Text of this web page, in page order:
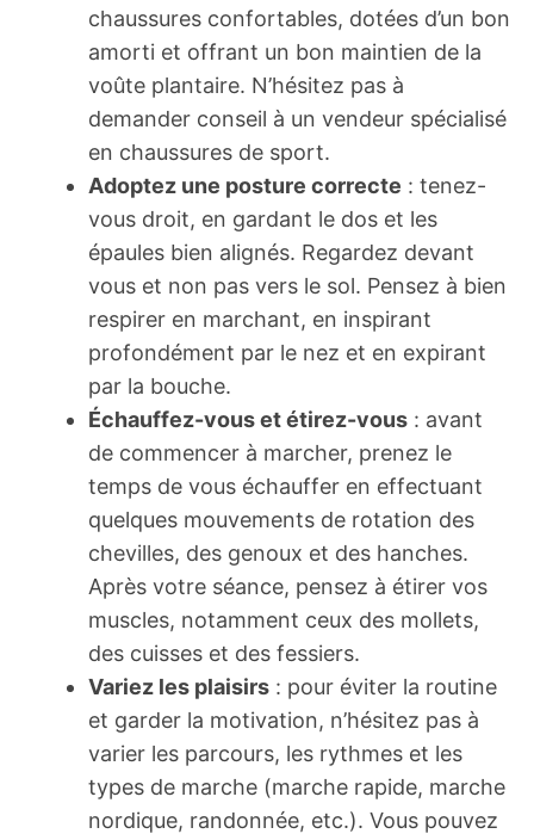
chaussures confortables, dotées d’un bon
amorti et offrant un bon maintien de la
voûte plantaire. N’hésitez pas à
demander conseil à un vendeur spécialisé
en chaussures de sport.
Adoptez une posture correcte : tenez-
vous droit, en gardant le dos et les
épaules bien alignés. Regardez devant
vous et non pas vers le sol. Pensez à bien
respirer en marchant, en inspirant
profondément par le nez et en expirant
par la bouche.
Échauffez-vous et étirez-vous : avant
de commencer à marcher, prenez le
temps de vous échauffer en effectuant
quelques mouvements de rotation des
chevilles, des genoux et des hanches.
Après votre séance, pensez à étirer vos
muscles, notamment ceux des mollets,
des cuisses et des fessiers.
Variez les plaisirs : pour éviter la routine
et garder la motivation, n’hésitez pas à
varier les parcours, les rythmes et les
types de marche (marche rapide, marche
nordique, randonnée, etc.). Vous pouvez